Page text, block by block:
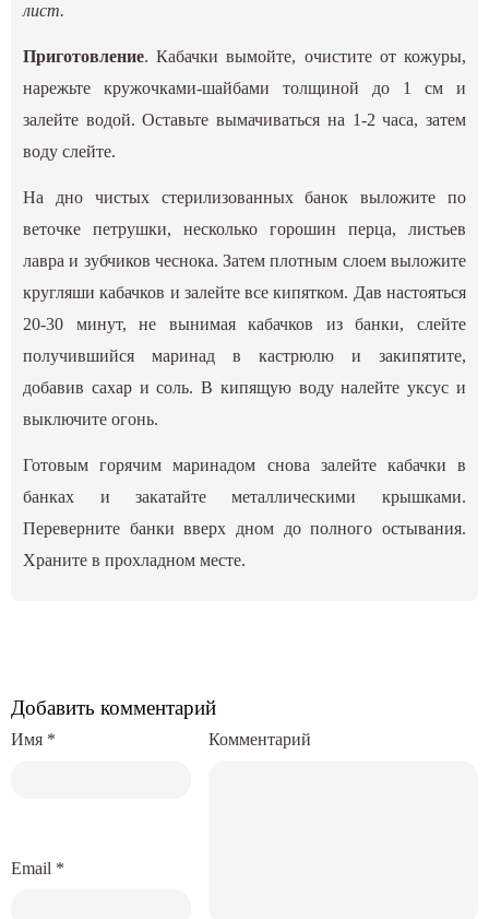
лист.
Приготовление. Кабачки вымойте, очистите от кожуры,
нарежьте кружочками-шайбами толщиной до 1 см и
залейте водой. Оставьте вымачиваться на 1-2 часа, затем
воду слейте.
На дно чистых стерилизованных банок выложите по
веточке петрушки, несколько горошин перца, листьев
лавра и зубчиков чеснока. Затем плотным слоем выложите
кругляши кабачков и залейте все кипятком. Дав настояться
20-30 минут, не вынимая кабачков из банки, слейте
получившийся маринад в кастрюлю и закипятите,
добавив сахар и соль. В кипящую воду налейте уксус и
выключите огонь.
Готовым горячим маринадом снова залейте кабачки в
банках и закатайте металлическими крышками.
Переверните банки вверх дном до полного остывания.
Храните в прохладном месте.
Добавить комментарий
Комментарий
Имя *
Email *